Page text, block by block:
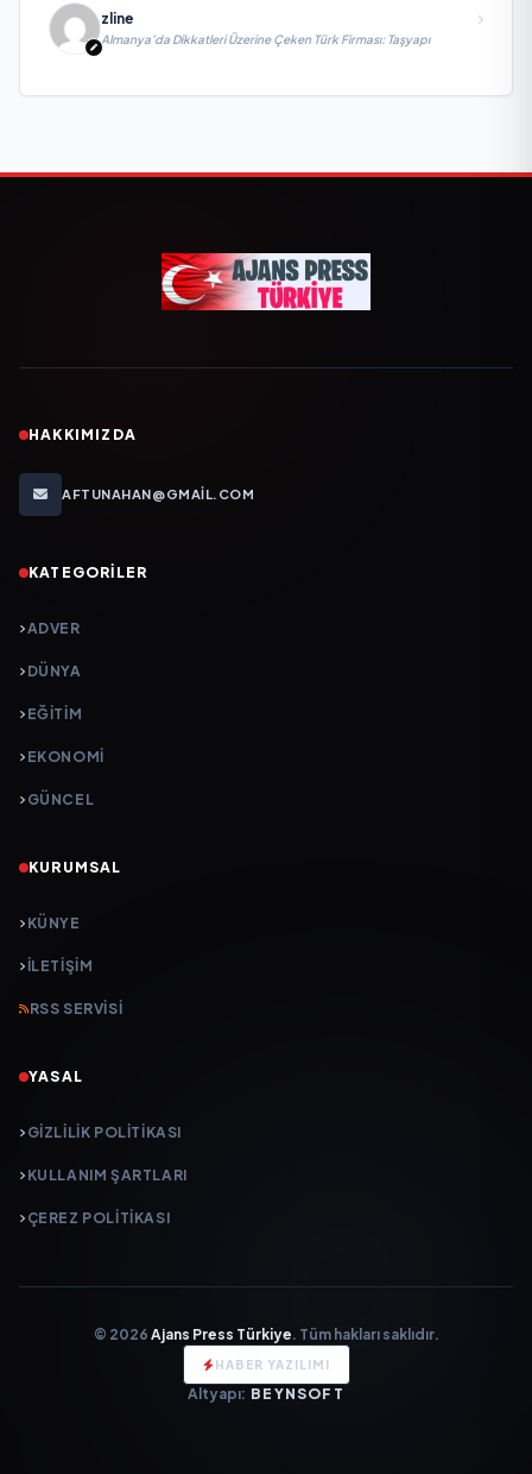
zline
Almanya’da Dikkatleri Üzerine Çeken Türk Firması: Taşyapı
HAKKIMIZDA
AFTUNAHAN@GMAIL.COM
KATEGORILER
ADVER
DÜNYA
EĞİTİM
EKONOMİ
GÜNCEL
KURUMSAL
KÜNYE
İLETIŞIM
RSS SERVISI
YASAL
GIZLILIK POLITIKASI
KULLANIM ŞARTLARI
ÇEREZ POLITIKASI
© 2026 Ajans Press Türkiye. Tüm hakları saklıdır.
HABER YAZILIMI
Altyapı: BEYNSOFT